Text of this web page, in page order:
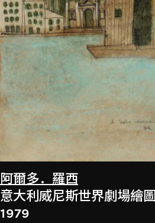
阿爾多．羅西
意大利威尼斯世界劇場繪圖
1979